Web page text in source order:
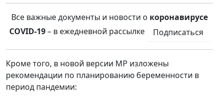
Все важные документы и новости о коронавирусе
COVID-19– в ежедневной рассылке Подписаться
Кроме того, в новой версии МР изложены
рекомендации по планированию беременности в
период пандемии: